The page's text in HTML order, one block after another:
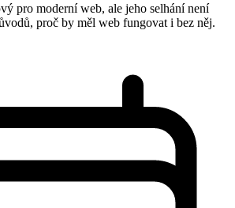
pro moderní web, ale jeho selhání není
proč by měl web fungovat i bez něj.